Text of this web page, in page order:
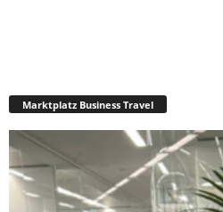
Marktplatz Business Travel